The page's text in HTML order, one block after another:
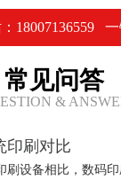
18007136559
常见问答
&
印刷对比